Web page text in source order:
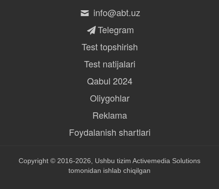
info@abt.uz
Telegram
Test topshirish
Test natijalari
Qabul 2024
Oliygohlar
Reklama
Foydalanish shartlari
Copyright © 2016-2026, Ushbu tizim Activemedia Solutions
tomonidan ishlab chiqilgan